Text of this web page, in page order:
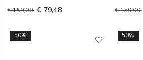
€ 159,00 € 79,48 € 159,00
50% 50%